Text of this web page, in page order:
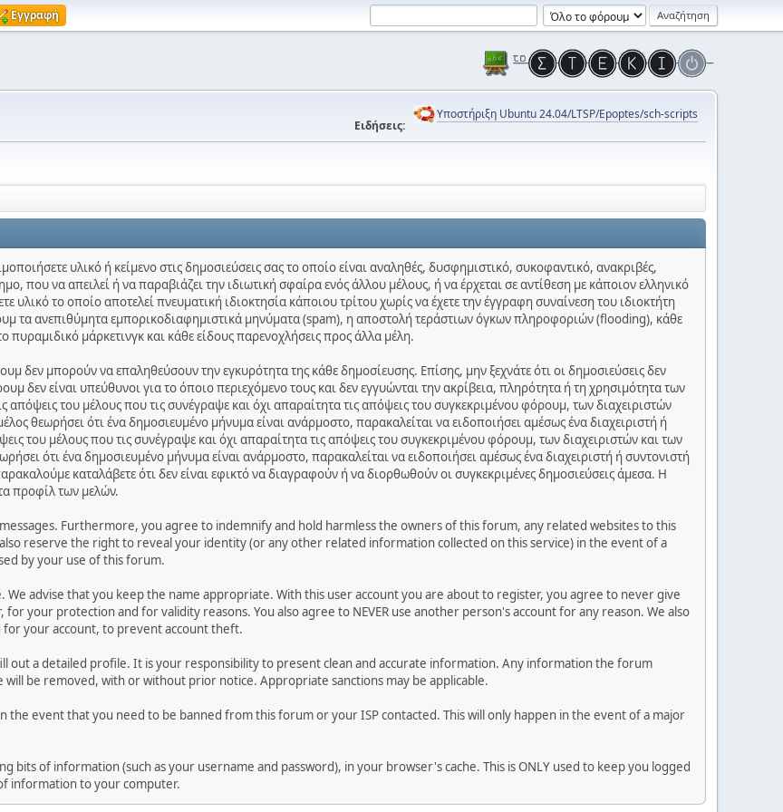
Εγγραφή
Ειδήσεις:
Υποστήριξη Ubuntu 24.04/LTSP/Epoptes/sch-scripts
υλικό ή κείμενο στις δημοσιεύσεις σας το οποίο είναι αναληθές, δυσφημιστικό, συκοφαντικό, ανακριβές,
που να απειλεί ή να παραβιάζει την ιδιωτική σφαίρα ενός άλλου μέλους, ή να έρχεται σε αντίθεση με κάποιον ελληνικό
υλικό το οποίο αποτελεί πνευματική ιδιοκτησία κάποιου τρίτου χωρίς να έχετε την έγγραφη συναίνεση του ιδιοκτήτη
τα ανεπιθύμητα εμπορικοδιαφημιστικά μηνύματα (spam), η αποστολή τεράστιων όγκων πληροφοριών (flooding), κάθε
πυραμιδικό μάρκετινγκ και κάθε είδους παρενοχλήσεις προς άλλα μέλη.
δεν μπορούν να επαληθεύσουν την εγκυρότητα της κάθε δημοσίευσης. Επίσης, μην ξεχνάτε ότι οι δημοσιεύσεις δεν
δεν είναι υπεύθυνοι για το όποιο περιεχόμενο τους και δεν εγγυώνται την ακρίβεια, πληρότητα ή τη χρησιμότητα των
του μέλους που τις συνέγραψε και όχι απαραίτητα τις απόψεις του συγκεκριμένου φόρουμ, των διαχειριστών
θεωρήσει ότι ένα δημοσιευμένο μήνυμα είναι ανάρμοστο, παρακαλείται να ειδοποιήσει αμέσως ένα διαχειριστή ή
του μέλους που τις συνέγραψε και όχι απαραίτητα τις απόψεις του συγκεκριμένου φόρουμ, των διαχειριστών και των
ότι ένα δημοσιευμένο μήνυμα είναι ανάρμοστο, παρακαλείται να ειδοποιήσει αμέσως ένα διαχειριστή ή συντονιστή
καταλάβετε ότι δεν είναι εφικτό να διαγραφούν ή να διορθωθούν οι συγκεκριμένες δημοσιεύσεις άμεσα. Η
προφίλ των μελών.
Furthermore, you agree to indemnify and hold harmless the owners of this forum, any related websites to this
reserve the right to reveal your identity (or any other related information collected on this service) in the event of a
by your use of this forum.
We advise that you keep the name appropriate. With this user account you are about to register, you agree to never give
your protection and for validity reasons. You also agree to NEVER use another person's account for any reason. We also
for your account, to prevent account theft.
out a detailed profile. It is your responsibility to present clean and accurate information. Any information the forum
be removed, with or without prior notice. Appropriate sanctions may be applicable.
the event that you need to be banned from this forum or your ISP contacted. This will only happen in the event of a major
bits of information (such as your username and password), in your browser's cache. This is ONLY used to keep you logged
information to your computer.